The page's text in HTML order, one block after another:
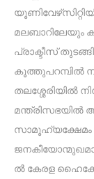
മലബാറിലേയും
പ്രാക്ടീസ്
കൂത്തുപറമ്പിൽ
തലശ്ശേരിയിൽ
മന്ത്രിസഭയിൽ
ൽ കേരള